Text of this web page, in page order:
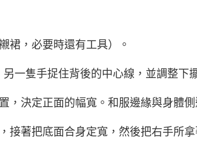
裙，必要時還有工具）。
一隻手捉住背後的中心線，並調整下
，決定正面的幅寬。和服邊緣與身體側
接著把底面合身定寬，然後把右手所